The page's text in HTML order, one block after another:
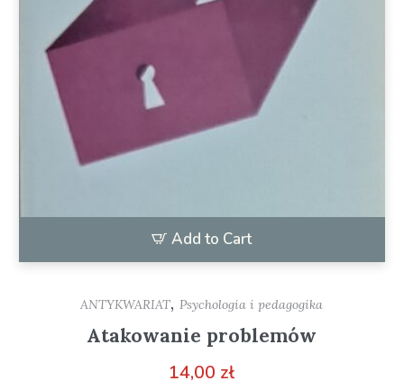
Add to Cart
ANTYKWARIAT,Psychologia i pedagogika
Atakowanie problemów
14,00 zł